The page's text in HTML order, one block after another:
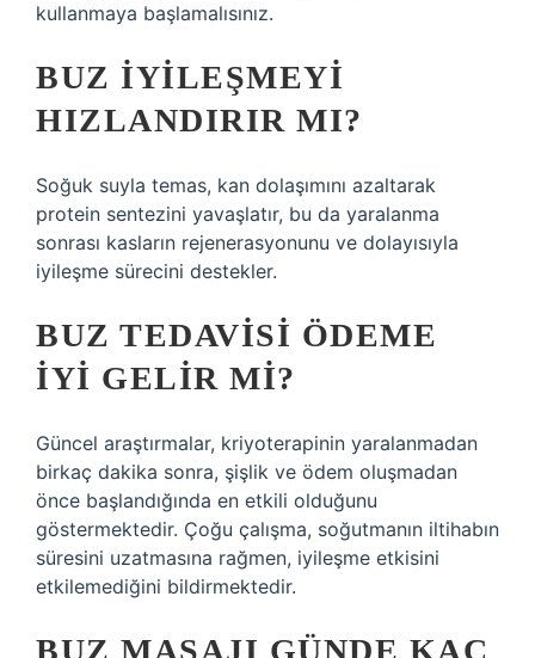
kullanmaya başlamalısınız.
BUZ IYILEŞMEYI
HIZLANDIRIR MI?
Soğuk suyla temas, kan dolaşımını azaltarak
protein sentezini yavaşlatır, bu da yaralanma
sonrası kasların rejenerasyonunu ve dolayısıyla
iyileşme sürecini destekler.
BUZ TEDAVISI ÖDEME
IYI GELIR MI?
Güncel araştırmalar, kriyoterapinin yaralanmadan
birkaç dakika sonra, şişlik ve ödem oluşmadan
önce başlandığında en etkili olduğunu
göstermektedir. Çoğu çalışma, soğutmanın iltihabın
süresini uzatmasına rağmen, iyileşme etkisini
etkilemediğini bildirmektedir.
BUZ MASAJI GÜNDE KAÇ